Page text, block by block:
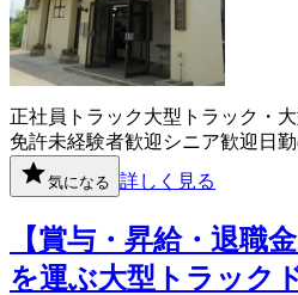
正社員 トラック大型トラック・
免許未経験者歓迎 シニア歓迎 日
気になる 詳しく見る
【賞与・昇給・退職
を運ぶ大型トラック